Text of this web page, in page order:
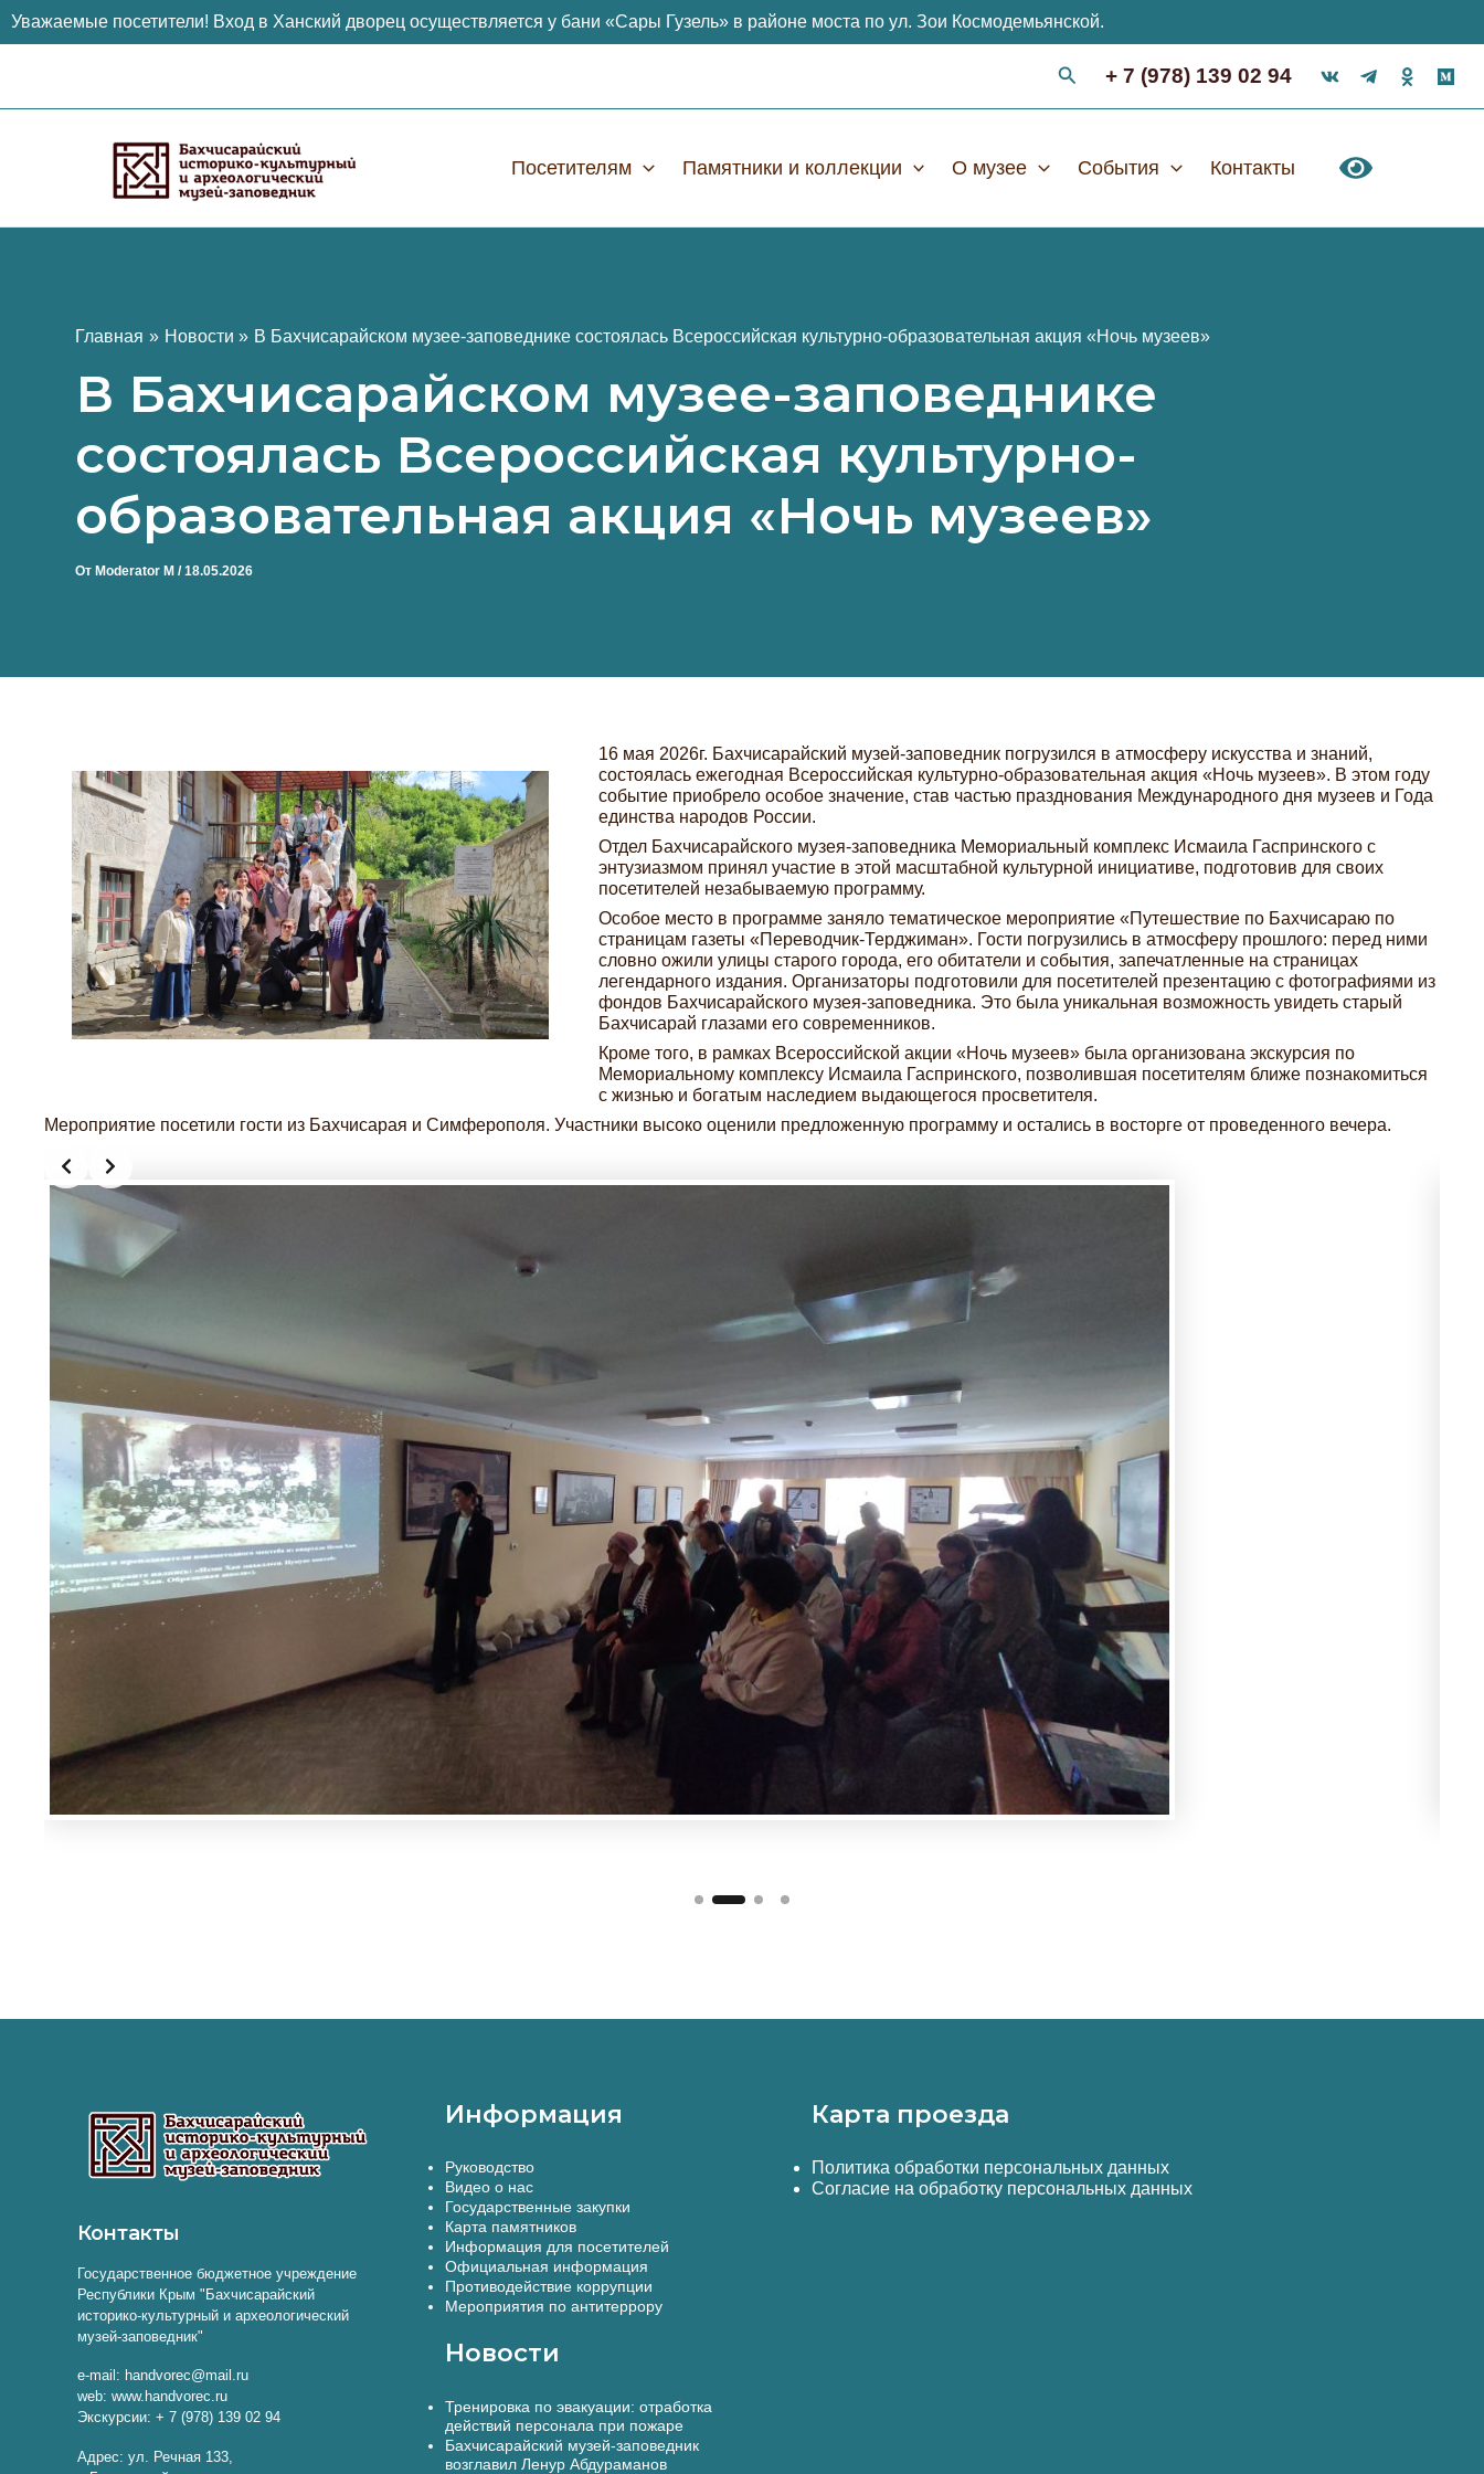
Уважаемые посетители! Вход в Ханский дворец осуществляется у бани «Сары Гузель» в районе моста по ул. Зои Космодемьянской.
+ 7 (978) 139 02 94
Посетителям Памятники и коллекции О музее События Контакты
Главная Новости В Бахчисарайском музее-заповеднике состоялась Всероссийская культурно-образовательная акция «Ночь музеев»
В Бахчисарайском музее-заповеднике
состоялась Всероссийская культурно-
образовательная акция «Ночь музеев»
От Moderator M /18.05.2026
16 мая 2026г. Бахчисарайский музей-заповедник погрузился в атмосферу искусства и знаний,
состоялась ежегодная Всероссийская культурно-образовательная акция «Ночь музеев». В этом году
событие приобрело особое значение, став частью празднования Международного дня музеев и Года
единства народов России.
Отдел Бахчисарайского музея-заповедника Мемориальный комплекс Исмаила Гаспринского с
энтузиазмом принял участие в этой масштабной культурной инициативе, подготовив для своих
посетителей незабываемую программу.
Особое место в программе заняло тематическое мероприятие «Путешествие по Бахчисараю по
страницам газеты «Переводчик-Терджиман». Гости погрузились в атмосферу прошлого: перед ними
словно ожили улицы старого города, его обитатели и события, запечатленные на страницах
легендарного издания. Организаторы подготовили для посетителей презентацию с фотографиями из
фондов Бахчисарайского музея-заповедника. Это была уникальная возможность увидеть старый
Бахчисарай глазами его современников.
Кроме того, в рамках Всероссийской акции «Ночь музеев» была организована экскурсия по
Мемориальному комплексу Исмаила Гаспринского, позволившая посетителям ближе познакомиться
с жизнью и богатым наследием выдающегося просветителя.
Мероприятие посетили гости из Бахчисарая и Симферополя. Участники высоко оценили предложенную программу и остались в восторге от проведенного вечера.
Контакты
Государственное бюджетное учреждение
Республики Крым "Бахчисарайский
историко-культурный и археологический
музей-заповедник"
e-mail: handvorec@mail.ru
web: www.handvorec.ru
Экскурсии: + 7 (978) 139 02 94
Адрес: ул. Речная 133,
Информация
Руководство
Видео о нас
Государственные закупки
Карта памятников
Информация для посетителей
Официальная информация
Противодействие коррупции
Мероприятия по антитеррору
Новости
Тренировка по эвакуации: отработка
действий персонала при пожаре
Бахчисарайский музей-заповедник
возглавил Ленур Абдураманов
Карта проезда
Политика обработки персональных данных
Согласие на обработку персональных данных